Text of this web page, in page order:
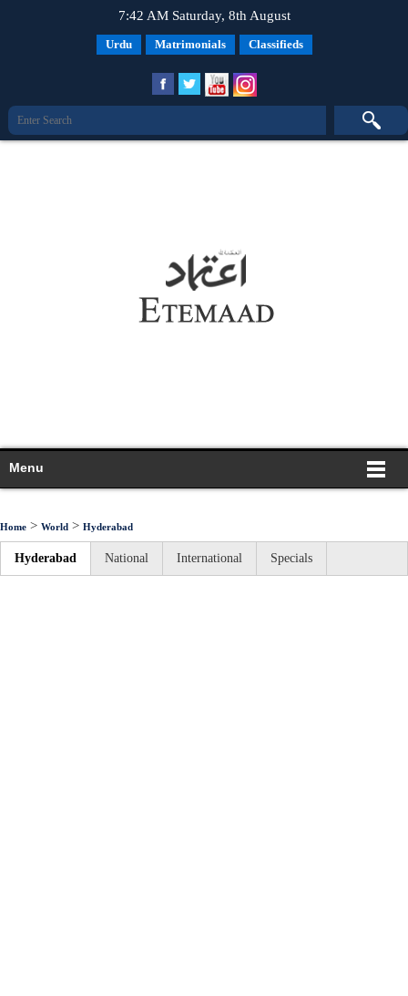
7:42 AM Saturday, 8th August
Urdu Matrimonials Classifieds
Menu
Home > World > Hyderabad
Hyderabad National International Specials